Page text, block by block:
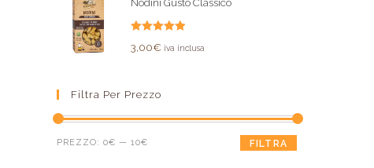
Nodini Gusto Classico
3,00€ iva inclusa
Filtra Per Prezzo
FILTRA
PREZZO: 0€ — 10€